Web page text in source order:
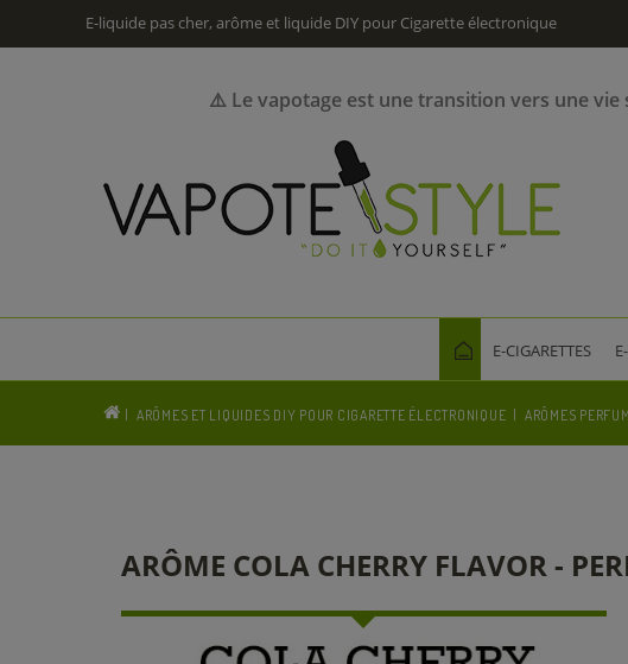
E-liquide pas cher, arôme et liquide DIY pour Cigarette électronique
⚠️ Le vapotage est une transition vers une vie
E-CIGARETTES
ARÔMES ET LIQUIDES DIY POUR CIGARETTE ÉLECTRONIQUE ARÔMES
ARÔME COLA CHERRY FLAVOR -